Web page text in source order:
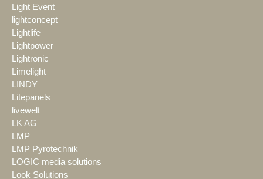
Light Event
lightconcept
Lightlife
Lightpower
Lightronic
Limelight
LINDY
Litepanels
livewelt
LK AG
LMP
LMP Pyrotechnik
LOGIC media solutions
Look Solutions